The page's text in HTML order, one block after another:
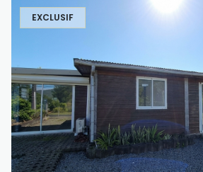
EXCLUSIF